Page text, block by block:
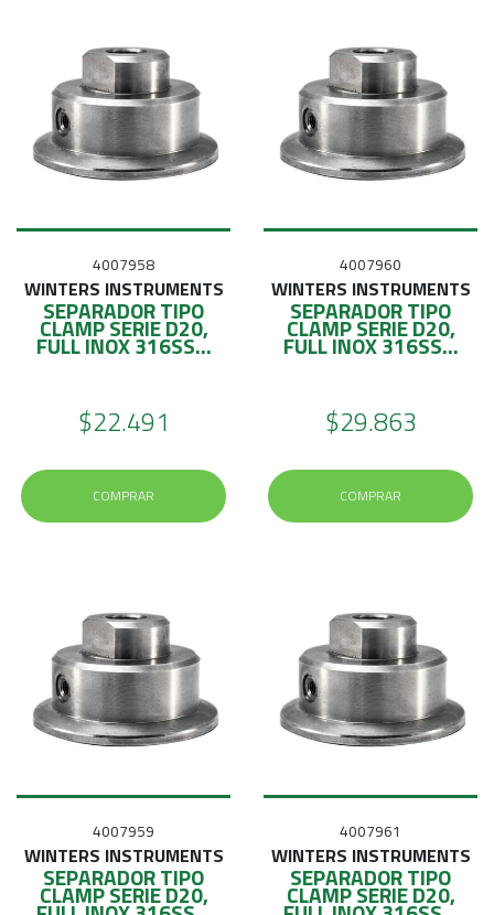
4007958
WINTERS INSTRUMENTS
SEPARADOR TIPO
CLAMP SERIE D20,
FULL INOX 316SS...
$22.491
COMPRAR
4007960
WINTERS INSTRUMENTS
SEPARADOR TIPO
CLAMP SERIE D20,
FULL INOX 316SS...
$29.863
COMPRAR
4007959
WINTERS INSTRUMENTS
SEPARADOR TIPO
CLAMP SERIE D20,
4007961
WINTERS INSTRUMENTS
SEPARADOR TIPO
CLAMP SERIE D20,